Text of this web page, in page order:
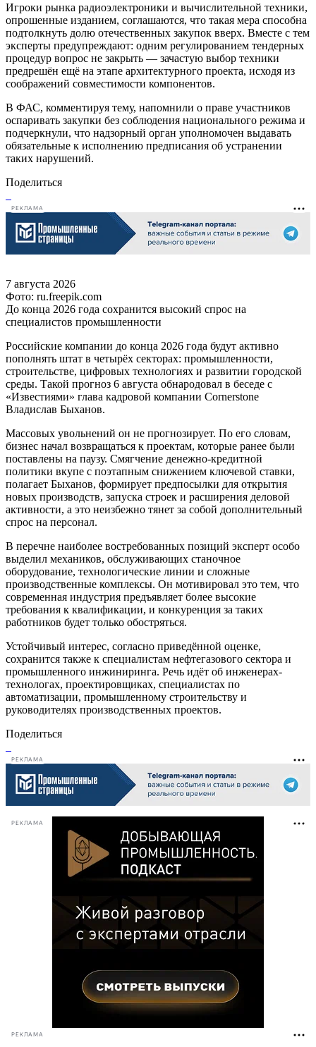
Игроки рынка радиоэлектроники и вычислительной техники,
опрошенные изданием, соглашаются, что такая мера способна
подтолкнуть долю отечественных закупок вверх. Вместе с тем
эксперты предупреждают: одним регулированием тендерных
процедур вопрос не закрыть — зачастую выбор техники
предрешён ещё на этапе архитектурного проекта, исходя из
соображений совместимости компонентов.
В ФАС, комментируя тему, напомнили о праве участников
оспаривать закупки без соблюдения национального режима и
подчеркнули, что надзорный орган уполномочен выдавать
обязательные к исполнению предписания об устранении
таких нарушений.
Поделиться
РЕКЛАМА
7 августа 2026
Фото: ru.freepik.com
До конца 2026 года сохранится высокий спрос на
специалистов промышленности
Российские компании до конца 2026 года будут активно
пополнять штат в четырёх секторах: промышленности,
строительстве, цифровых технологиях и развитии городской
среды. Такой прогноз 6 августа обнародовал в беседе с
«Известиями» глава кадровой компании Cornerstone
Владислав Быханов.
Массовых увольнений он не прогнозирует. По его словам,
бизнес начал возвращаться к проектам, которые ранее были
поставлены на паузу. Смягчение денежно-кредитной
политики вкупе с поэтапным снижением ключевой ставки,
полагает Быханов, формирует предпосылки для открытия
новых производств, запуска строек и расширения деловой
активности, а это неизбежно тянет за собой дополнительный
спрос на персонал.
В перечне наиболее востребованных позиций эксперт особо
выделил механиков, обслуживающих станочное
оборудование, технологические линии и сложные
производственные комплексы. Он мотивировал это тем, что
современная индустрия предъявляет более высокие
требования к квалификации, и конкуренция за таких
работников будет только обостряться.
Устойчивый интерес, согласно приведённой оценке,
сохранится также к специалистам нефтегазового сектора и
промышленного инжиниринга. Речь идёт об инженерах-
технологах, проектировщиках, специалистах по
автоматизации, промышленному строительству и
руководителях производственных проектов.
Поделиться
РЕКЛАМА
РЕКЛАМА
РЕКЛАМА